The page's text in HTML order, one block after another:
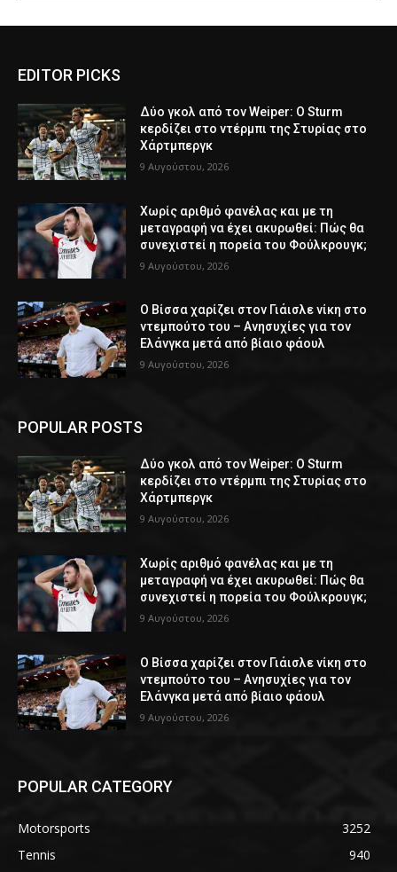
EDITOR PICKS
Δύο γκολ από τον Weiper: Ο Sturm
κερδίζει στο ντέρμπι της Στυρίας στο
Χάρτμπεργκ
9 Αυγούστου, 2026
Χωρίς αριθμό φανέλας και με τη
μεταγραφή να έχει ακυρωθεί: Πώς θα
συνεχιστεί η πορεία του Φούλκρουγκ;
9 Αυγούστου, 2026
Ο Βίσσα χαρίζει στον Γιάισλε νίκη στο
ντεμπούτο του – Ανησυχίες για τον
Ελάνγκα μετά από βίαιο φάουλ
9 Αυγούστου, 2026
POPULAR POSTS
Δύο γκολ από τον Weiper: Ο Sturm
κερδίζει στο ντέρμπι της Στυρίας στο
Χάρτμπεργκ
9 Αυγούστου, 2026
Χωρίς αριθμό φανέλας και με τη
μεταγραφή να έχει ακυρωθεί: Πώς θα
συνεχιστεί η πορεία του Φούλκρουγκ;
9 Αυγούστου, 2026
Ο Βίσσα χαρίζει στον Γιάισλε νίκη στο
ντεμπούτο του – Ανησυχίες για τον
Ελάνγκα μετά από βίαιο φάουλ
9 Αυγούστου, 2026
POPULAR CATEGORY
Motorsports
3252
Tennis
940